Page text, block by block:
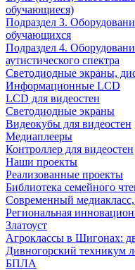
обучающиеся)
Подраздел 3.
обучающихся
Подраздел 4.
аутистического спектра
Светодиодные экраны,
Информационные LCD
LCD для видеостен
Светодиодные экраны
Видеокубы для видеостен
Медиаплееры
Контроллер для видеостен
Наши проекты
Реализованные проекты
Библиотека семейного
Современный
Региональная
Златоуст
Агроклассы в Шигонах:
Дивногорский техникум
БПЛА